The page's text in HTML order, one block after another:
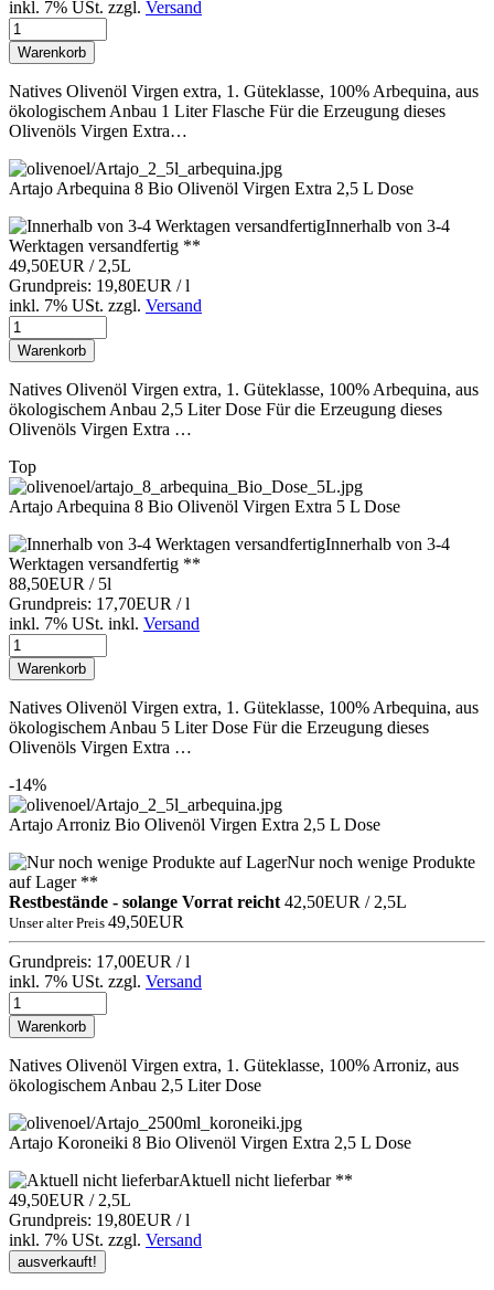
inkl. 7% USt. zzgl. Versand
Warenkorb
Natives Olivenöl Virgen extra, 1. Güteklasse, 100% Arbequina, aus
ökologischem Anbau 1 Liter Flasche Für die Erzeugung dieses
Olivenöls Virgen Extra…
Artajo Arbequina 8 Bio Olivenöl Virgen Extra 2,5 L Dose
Innerhalb von 3-4
Werktagen versandfertig **
49,50EUR / 2,5L
Grundpreis: 19,80EUR / l
inkl. 7% USt. zzgl. Versand
Warenkorb
Natives Olivenöl Virgen extra, 1. Güteklasse, 100% Arbequina, aus
ökologischem Anbau 2,5 Liter Dose Für die Erzeugung dieses
Olivenöls Virgen Extra …
Top
Artajo Arbequina 8 Bio Olivenöl Virgen Extra 5 L Dose
Innerhalb von 3-4
Werktagen versandfertig **
88,50EUR / 5l
Grundpreis: 17,70EUR / l
inkl. 7% USt. inkl. Versand
Warenkorb
Natives Olivenöl Virgen extra, 1. Güteklasse, 100% Arbequina, aus
ökologischem Anbau 5 Liter Dose Für die Erzeugung dieses
Olivenöls Virgen Extra …
-14%
Artajo Arroniz Bio Olivenöl Virgen Extra 2,5 L Dose
Nur noch wenige Produkte
auf Lager **
Restbestände - solange Vorrat reicht 42,50EUR / 2,5L
Unser alter Preis 49,50EUR
Grundpreis: 17,00EUR / l
inkl. 7% USt. zzgl. Versand
Warenkorb
Natives Olivenöl Virgen extra, 1. Güteklasse, 100% Arroniz, aus
ökologischem Anbau 2,5 Liter Dose
Artajo Koroneiki 8 Bio Olivenöl Virgen Extra 2,5 L Dose
Aktuell nicht lieferbar **
49,50EUR / 2,5L
Grundpreis: 19,80EUR / l
inkl. 7% USt. zzgl. Versand
ausverkauft!